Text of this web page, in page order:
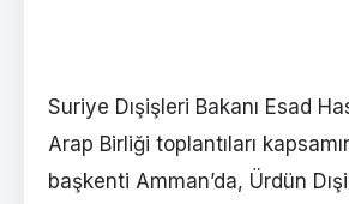
Suriye Dışişleri Bakanı Esad
Arap Birliği toplantıları
başkenti Amman’da, Ürdün